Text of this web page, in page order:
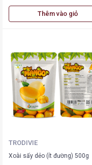
Thêm vào giỏ
TRODIVIE
Xoài sấy dẻo (ít đường) 500g